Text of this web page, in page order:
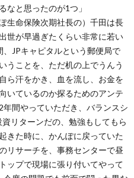
なと思ったのが1つ」
生命保険次期社長の）千田は長
世が早過ぎたくらい非常に若い
JPキャピタルという郵便局で
うことを、ただ机の上でうんう
ら汗をかき、血を流し、お金を
いているのか探るためのアンテ
間やっていただき、バランスシ
リターンだの、勉強もしてもら
きた時に、かんぽに戻っていた
リサーチを、事務センターで昼
ップで現場に張り付いてやって